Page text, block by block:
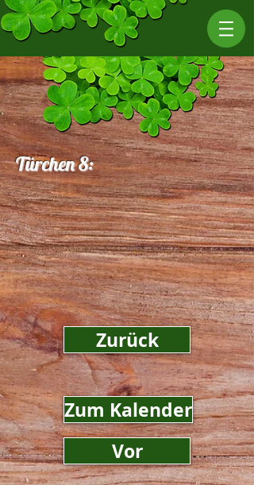
Türchen 8:
Zurück
Zum Kalender
Vor